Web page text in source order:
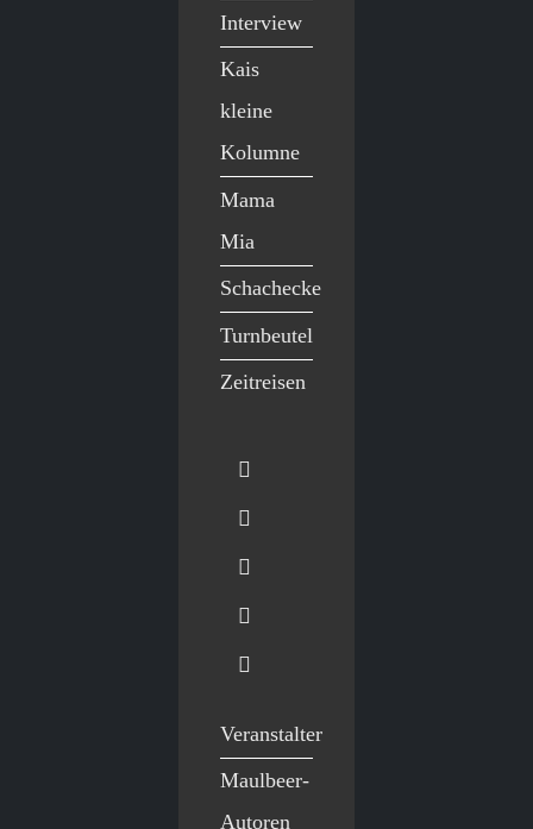
Interview
Kais
kleine
Kolumne
Mama
Mia
Schachecke
Turnbeutel
Zeitreisen
Veranstalter
Maulbeer-
Autoren